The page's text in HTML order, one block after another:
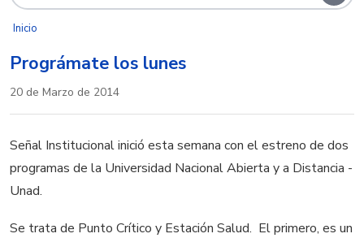
Inicio
Prográmate los lunes
20 de Marzo de 2014
Señal Institucional inició esta semana con el estreno de dos
programas de la Universidad Nacional Abierta y a Distancia -
Unad.
Se trata de Punto Crítico y Estación Salud. El primero, es un